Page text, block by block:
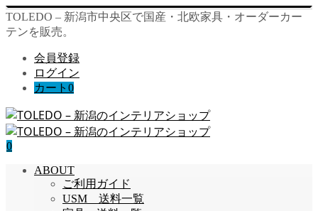
TOLEDO – 新潟市中央区で国産・北欧家具・オーダーカー
テンを販売。
会員登録
ログイン
カート 0
0
ABOUT
ご利用ガイド
USM 送料一覧